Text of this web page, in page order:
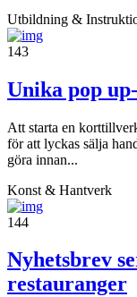
Utbildning &
143
Unika pop
Att starta en
för att lyckas sälja
göra innan...
Konst & Hantverk
144
Nyhetsbrev
restauranger